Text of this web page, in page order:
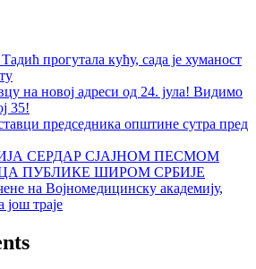
прогутала кућу, сада је хуманост
на новој адреси од 24. јула! Видимо
35!
председника општине сутра пред
СЕРДАР СЈАЈНОМ ПЕСМОМ
ПУБЛИКЕ ШИРОМ СРБИЈЕ
на Војномедицинску академију,
још траје